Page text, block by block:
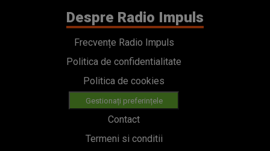
Despre Radio Impuls
Frecvențe Radio Impuls
Politica de confidentialitate
Politica de cookies
Gestionați preferințele
Contact
Termeni si conditii